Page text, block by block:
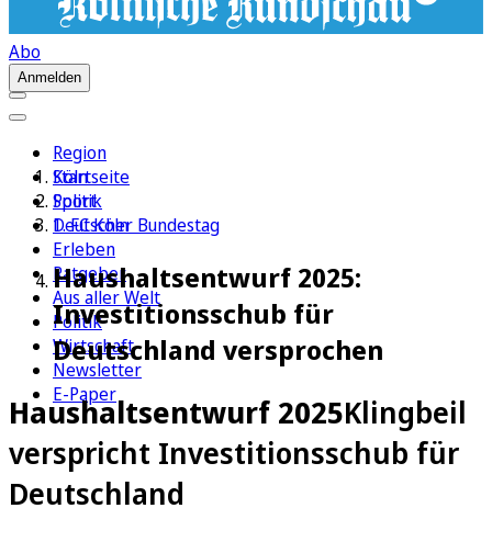
Abo
Anmelden
Region
Köln
Sport
1. FC Köln
Erleben
Ratgeber
Aus aller Welt
Politik
Wirtschaft
Newsletter
E-Paper
Startseite
Politik
Deutscher Bundestag
Haushaltsentwurf 2025:
Investitionsschub für
Deutschland versprochen
Haushaltsentwurf 2025Klingbeil
verspricht Investitionsschub für
Deutschland